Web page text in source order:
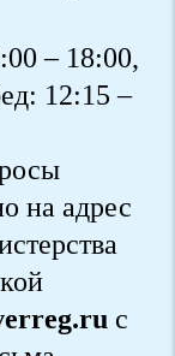
– 18:00,
12:15 –
на адрес
с